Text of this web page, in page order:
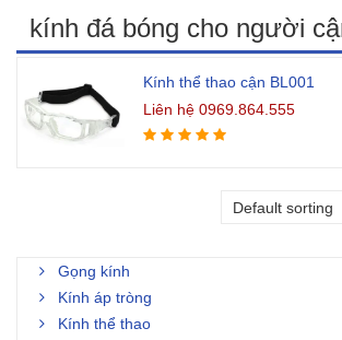
kính đá bóng cho người
Kính thể thao cận BL001
Liên hệ 0969.864.555
Gọng kính
Kính áp tròng
Kính thể thao